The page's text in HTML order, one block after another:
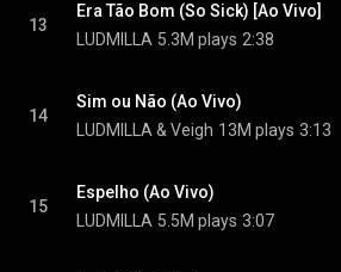
13
Era Tão Bom (So Sick) [Ao Vivo]
LUDMILLA 5.3M plays 2:38
14
Sim ou Não (Ao Vivo)
LUDMILLA & Veigh 13M plays 3:13
15
Espelho (Ao Vivo)
LUDMILLA 5.5M plays 3:07